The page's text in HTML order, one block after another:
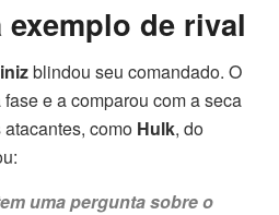
de rival
blindou seu comandado. O
e a comparou com a seca
como Hulk, do
uma pergunta sobre o